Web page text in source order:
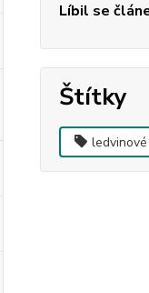
Líbil se
Štítky